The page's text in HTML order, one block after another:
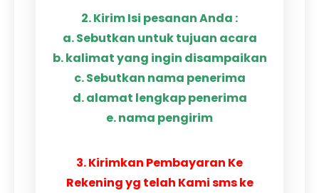
2. Kirim Isi pesanan Anda :
a. Sebutkan untuk tujuan acara
b. kalimat yang ingin disampaikan
c. Sebutkan nama penerima
d. alamat lengkap penerima
e. nama pengirim
3. Kirimkan Pembayaran Ke
Rekening yg telah Kami sms ke